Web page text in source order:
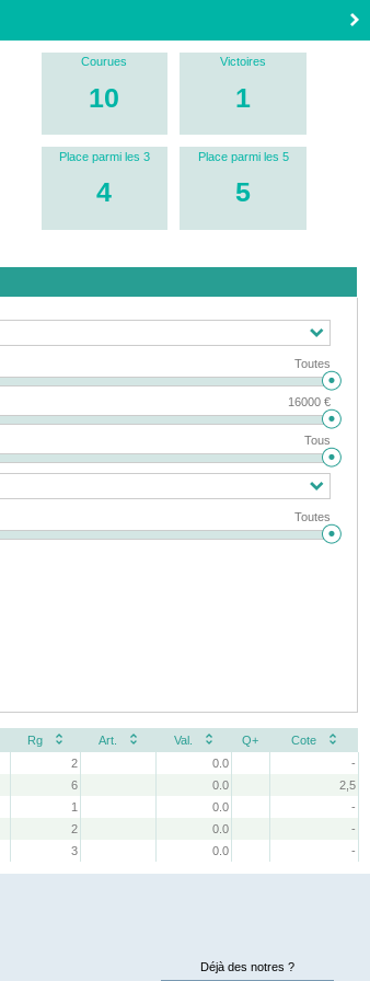
Courues
10
Victoires
1
Place parmi les 3
4
Place parmi les 5
5
Toutes
16000 €
Tous
Toutes
Rg Art. Val. Q+
Cote
2 0.0
-
6 0.0
2,5
1 0.0
-
2 0.0
-
3 0.0 -
Déjà des notres ?